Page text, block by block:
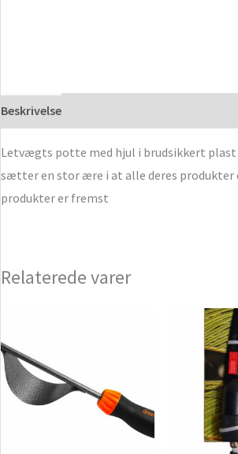
Beskrivelse
Letvægts potte med hjul i brudsikkert
sætter en stor ære i at alle deres
produkter er fremst
Relaterede varer